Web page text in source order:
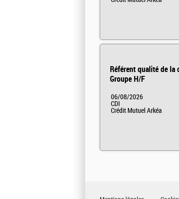
Référent qualité de la
Groupe H/F
06/08/2026
CDI
Crédit Mutuel Arkéa